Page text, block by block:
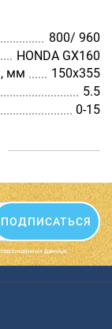
800/ 960
HONDA GX160
мм
150х355
5.5
0-15
ПОДПИСАТЬСЯ
данных.